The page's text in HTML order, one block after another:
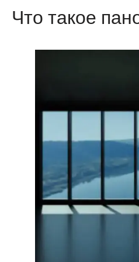
Что такое